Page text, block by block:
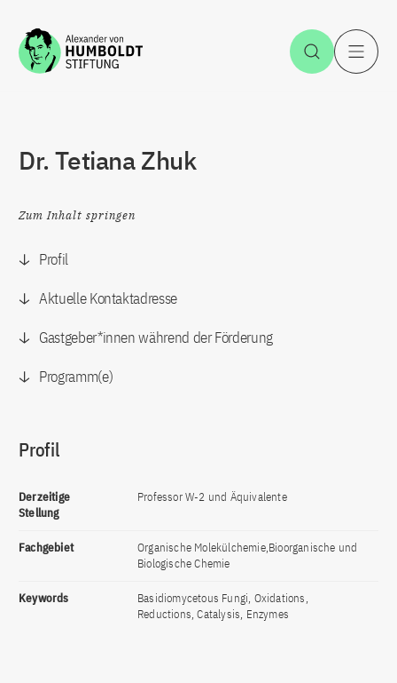
Zum Inhalt springen Suche
Dr. Tetiana Zhuk
Zum Inhalt springen
Profil
Aktuelle Kontaktadresse
Gastgeber*innen während der Förderung
Programm(e)
Profil
Derzeitige
Stellung
Professor W-2 und Äquivalente
Fachgebiet
Organische Molekülchemie,Bioorganische und
Biologische Chemie
Keywords
Basidiomycetous Fungi, Oxidations,
Reductions, Catalysis, Enzymes